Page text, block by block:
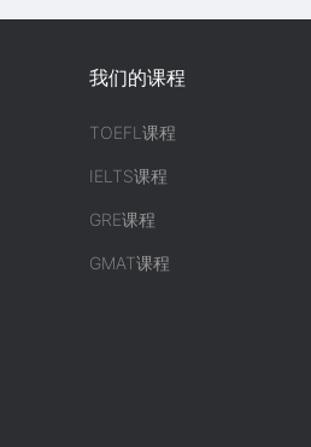
我们的课程
TOEFL课程
IELTS课程
GRE课程
GMAT课程